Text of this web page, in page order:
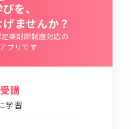
を、
ませんか？
薬剤師制度対応の
プリです
講
学習